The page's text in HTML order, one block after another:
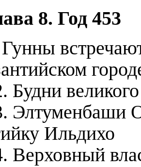
8. Год 453
Элтуменбаши
Ильдихо